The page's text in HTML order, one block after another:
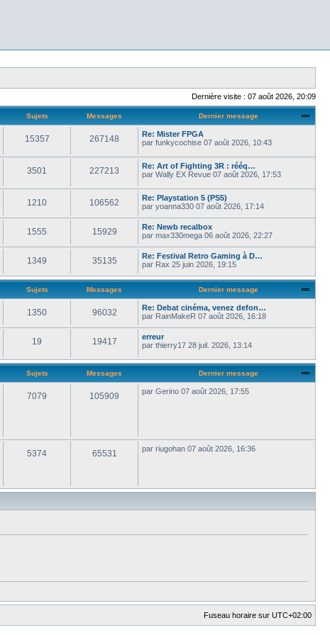
Dernière visite : 07 août 2026, 20:09
Sujets Messages Dernier message
15357 267148
Re: Mister FPGA
par funkycochise 07 août 2026, 10:43
3501 227213
Re: Art of Fighting 3R : rééq…
par Wally EX Revue 07 août 2026, 17:53
1210 106562
Re: Playstation 5 (PS5)
par yoanna330 07 août 2026, 17:14
1555 15929
Re: Newb recalbox
par max330mega 06 août 2026, 22:27
1349 35135
Re: Festival Retro Gaming à D…
par Rax 25 juin 2026, 19:15
Sujets Messages Dernier message
1350 96032
Re: Debat cinéma, venez defon…
par RainMakeR 07 août 2026, 16:18
19 19417
erreur
par thierry17 28 juil. 2026, 13:14
Sujets Messages Dernier message
7079 105909 par Gerino 07 août 2026, 17:55
5374 65531 par riugohan 07 août 2026, 16:36
Fuseau horaire sur UTC+02:00